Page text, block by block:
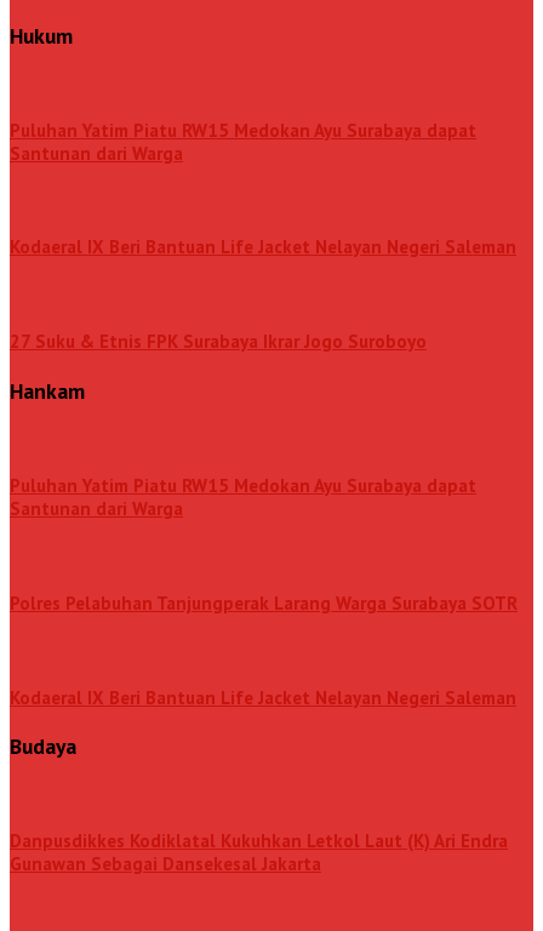
Hukum
Puluhan Yatim Piatu RW15 Medokan Ayu Surabaya dapat
Santunan dari Warga
Kodaeral IX Beri Bantuan Life Jacket Nelayan Negeri Saleman
27 Suku & Etnis FPK Surabaya Ikrar Jogo Suroboyo
Hankam
Puluhan Yatim Piatu RW15 Medokan Ayu Surabaya dapat
Santunan dari Warga
Polres Pelabuhan Tanjungperak Larang Warga Surabaya SOTR
Kodaeral IX Beri Bantuan Life Jacket Nelayan Negeri Saleman
Budaya
Danpusdikkes Kodiklatal Kukuhkan Letkol Laut (K) Ari Endra
Gunawan Sebagai Dansekesal Jakarta